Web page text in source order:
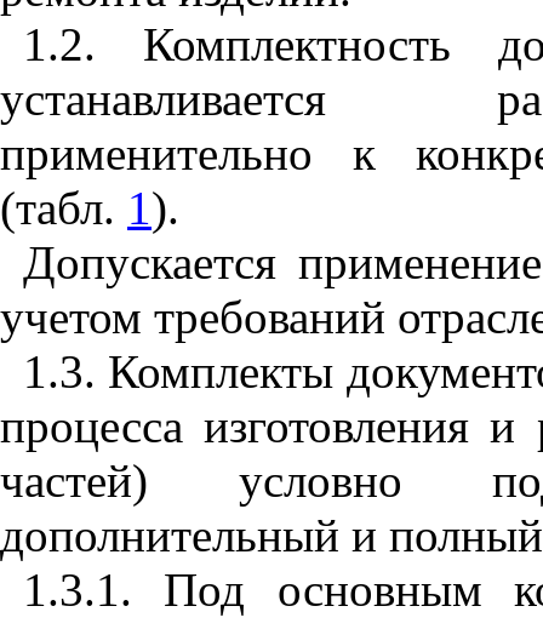
1.2. Комплектность
устанавливается
применительно к
(табл. 1).
Допускается
учетом требований
1.3. Комплекты
процесса изготовления
частей) условно
дополнительный и
1.3.1. Под основным